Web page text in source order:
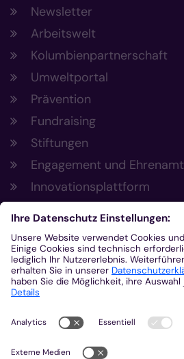
Newsletter
Arbeitswelt
Kolumbienpartnerschaft
Umweltportal
Prävention
Fundraising
Stiftungen
Engagement und Ehrenamt
Innovationsplattform
Aus der Plattform
Nachrichten
Veranstaltungen
Gottesdienste
Stellenangebote
Kirchenzeitung